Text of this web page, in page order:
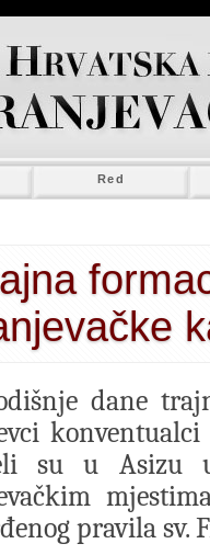
Red
dane
konventualci
su u Asizu
pravila sv.